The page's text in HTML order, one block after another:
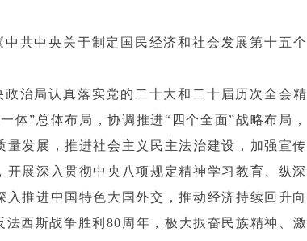
共中央关于制定国民经济和社会发展第十五个
治局认真落实党的二十大和二十届历次全会精
体”总体布局，协调推进“四个全面”战略布局，
发展，推进社会主义民主法治建设，加强宣传
展深入贯彻中央八项规定精神学习教育、纵深
推进中国特色大国外交，推动经济持续回升向
西斯战争胜利80周年，极大振奋民族精神、激